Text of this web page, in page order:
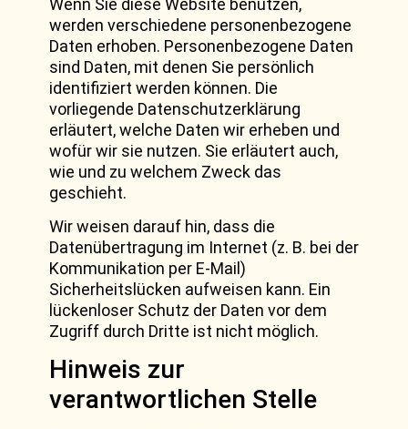
werden verschiedene personenbezogene
Daten erhoben. Personenbezogene Daten
sind Daten, mit denen Sie persönlich
identifiziert werden können. Die
vorliegende Datenschutzerklärung
erläutert, welche Daten wir erheben und
wofür wir sie nutzen. Sie erläutert auch,
wie und zu welchem Zweck das
geschieht.
Wir weisen darauf hin, dass die
Datenübertragung im Internet (z. B. bei der
Kommunikation per E-Mail)
Sicherheitslücken aufweisen kann. Ein
lückenloser Schutz der Daten vor dem
Zugriff durch Dritte ist nicht möglich.
Hinweis zur
verantwortlichen Stelle